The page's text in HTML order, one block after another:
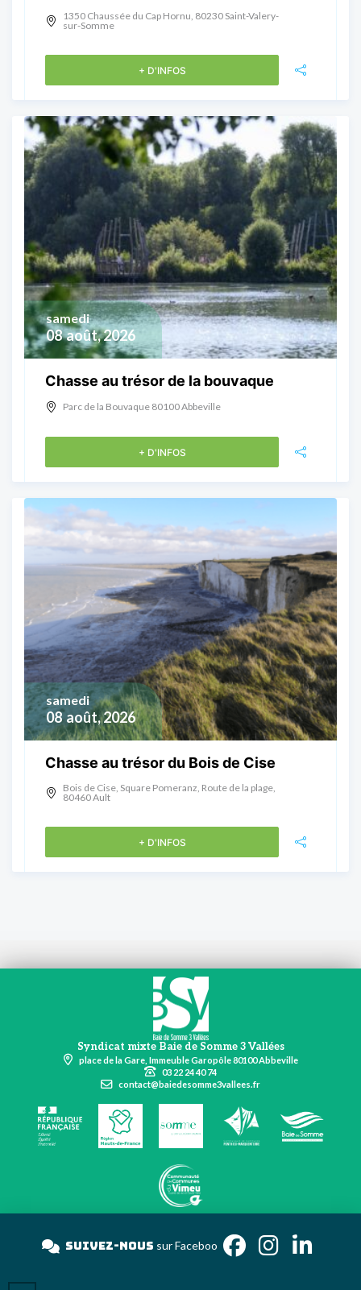
1350 Chaussée du Cap Hornu, 80230 Saint-Valery-
sur-Somme
+ D'INFOS
08 août, 2026
samedi
Chasse au trésor de la bouvaque
Parc de la Bouvaque 80100 Abbeville
+ D'INFOS
08 août, 2026
samedi
Chasse au trésor du Bois de Cise
Bois de Cise, Square Pomeranz, Route de la plage,
80460 Ault
+ D'INFOS
Syndicat mixte Baie de Somme 3 Vallées
place de la Gare, Immeuble Garopôle 80100 Abbeville
03 22 24 40 74
contact@baiedesomme3vallees.fr
Suivez-noussur Faceb